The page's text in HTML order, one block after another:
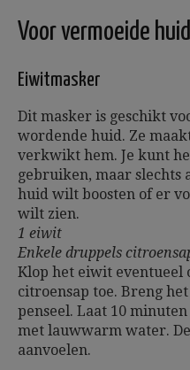
Voor vermoeide huid
Eiwitmasker
Dit masker is geschikt
wordende huid. Ze
verkwikt hem. Je kunt
gebruiken, maar slechts
huid wilt boosten of er
wilt zien.
1 eiwit
Enkele druppels
Klop het eiwit eventueel
citroensap toe. Breng
penseel. Laat 10
met lauwwarm water.
aanvoelen.